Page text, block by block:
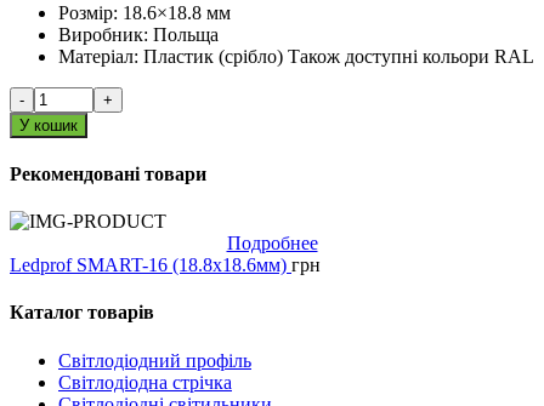
Розмір: 18.6×18.8 мм
Виробник: Польща
Матеріал: Пластик (срібло) Також доступні кольори RAL
-
+
У кошик
Рекомендовані товари
Подробнее
Ledprof SMART-16 (18.8х18.6мм) грн
Каталог товарів
Світлодіодний профіль
Світлодіодна стрічка